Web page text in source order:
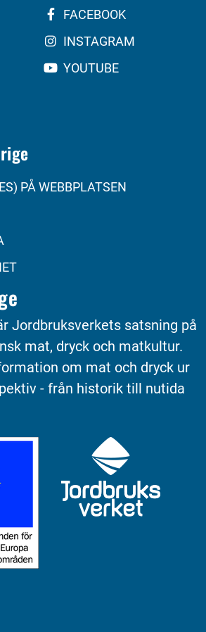
FACEBOOK
INSTAGRAM
YOUTUBE
PÅ WEBBPLATSEN
Jordbruksverkets satsning på
mat, dryck och matkultur.
om mat och dryck ur
- från historik till nutida